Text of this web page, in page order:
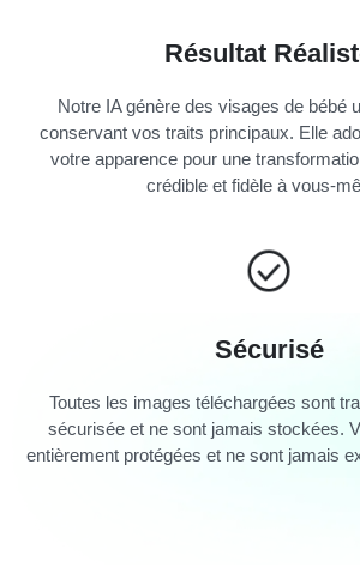
Résultat
Notre IA génère des visages de bébé
conservant vos traits principaux. Elle
votre apparence pour une
crédible et fidèle à vous-
Sécurisé
Toutes les images téléchargées sont
sécurisée et ne sont jamais stockées.
entièrement protégées et ne sont jamais